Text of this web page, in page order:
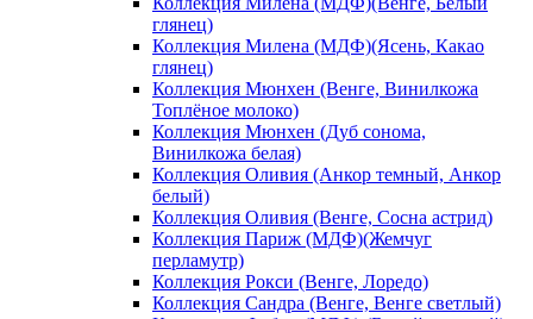
глянец)
Коллекция Милена (МДФ)(Ясень, Какао
глянец)
Коллекция Мюнхен (Венге, Винилкожа
Топлёное молоко)
Коллекция Мюнхен (Дуб сонома,
Винилкожа белая)
Коллекция Оливия (Анкор темный, Анкор
белый)
Коллекция Оливия (Венге, Сосна астрид)
Коллекция Париж (МДФ)(Жемчуг
перламутр)
Коллекция Рокси (Венге, Лоредо)
Коллекция Сандра (Венге, Венге светлый)